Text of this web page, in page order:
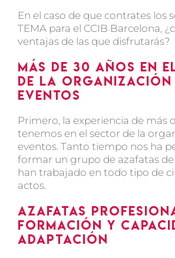
En el caso de que contrates los
TEMA para el CCIB Barcelona,
ventajas de las que disfrutarás?
Más de 30 años en
de la organización
eventos
Primero, la experiencia de más
tenemos en el sector de la
eventos. Tanto tiempo nos ha
formar un grupo de azafatas
han trabajado en todo tipo de
actos.
Azafatas
formación y
adaptación